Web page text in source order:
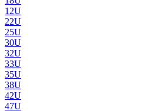
12U
22U
25U
30U
32U
33U
35U
38U
42U
47U